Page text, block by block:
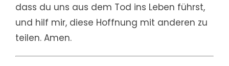
dass du uns aus dem Tod ins Leben führst,
und hilf mir, diese Hoffnung mit anderen zu
teilen. Amen.